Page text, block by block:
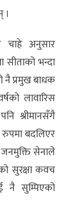
।
चाहे अनुसार
सीताको भन्दा
नै प्रमुख बाधक
लावारिस
श्रीमानसँगै
रुपमा बदलिएर
जनमुक्ति सेनाले
सुरक्षा कवच
नै सुम्पिएको